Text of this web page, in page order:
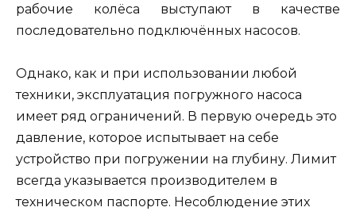
рабочие колёса выступают в качестве
последовательно подключённых насосов.
Однако, как и при использовании любой
техники, эксплуатация погружного насоса
имеет ряд ограничений. В первую очередь это
давление, которое испытывает на себе
устройство при погружении на глубину. Лимит
всегда указывается производителем в
техническом паспорте. Несоблюдение этих